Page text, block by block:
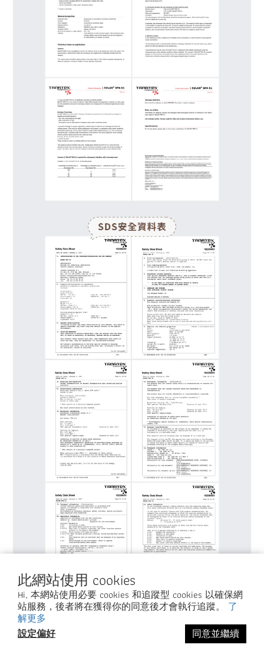
此網站使用 cookies
Hi, 本網站使用必要 cookies 和追蹤型 cookies 以確保網
站服務，後者將在獲得你的同意後才會執行追蹤。 了
解更多
設定偏好
同意並繼續